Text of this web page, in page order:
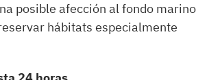
posible afección al fondo marino
hábitats especialmente